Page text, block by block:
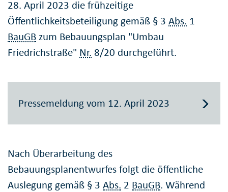
28. April 2023 die frühzeitige
Öffentlichkeitsbeteiligung gemäß § 3 Abs. 1
BauGB zum Bebauungsplan "Umbau
Friedrichstraße" Nr. 8/20 durchgeführt.
Pressemeldung vom 12. April 2023
Nach Überarbeitung des
Bebauungsplanentwurfes folgt die öffentliche
Auslegung gemäß § 3 Abs. 2 BauGB. Während